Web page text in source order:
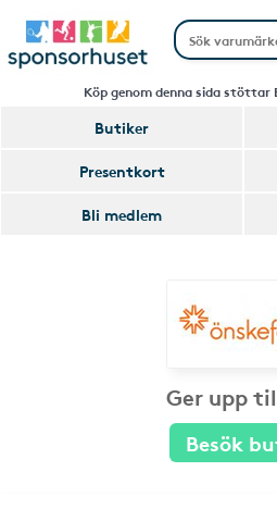
Köp genom denna sida stöttar
Butiker
Presentkort
Bli medlem
Ger upp
Besök